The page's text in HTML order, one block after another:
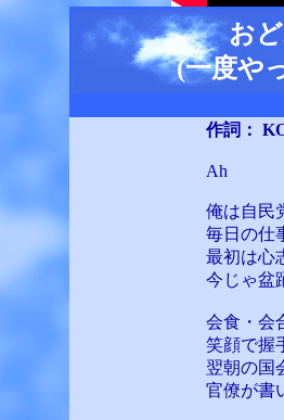
お
(一度や
作詞：
Ah
俺は自民
毎日の仕
最初は心
今じゃ盆
会食・会
笑顔で握
翌朝の国
官僚が書